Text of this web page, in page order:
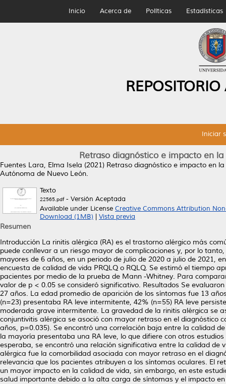
Inicio Acerca de Políticas Estadísticas
Iniciar
Retraso diagnóstico e impacto en
Fuentes Lara, Elma Isela (2021) Retraso diagnóstico e impacto en
Autónoma de Nuevo León.
Texto
22565.pdf- Versión Aceptada
Available under License Creative Commons Attribution
Download (1MB)
Vista previa
Resumen
Introducción La rinitis alérgica (RA) es el trastorno alérgico más
puede conllevar a un riesgo mayor de complicaciones y, por lo
mayores de 6 años, en un periodo de julio de 2020 a julio de 2021,
encuesta de calidad de vida PRQLQ o RQLQ. Se estimó el tiempo
pacientes por medio de la prueba de Mann -Whitney. Para
valor de p < 0.05 se consideró significativo. Resultados Se
27 años. La edad promedio de aparición de los síntomas fue 13
(n=23) presentaba RA leve intermitente, 42% (n=55) RA leve
moderada grave intermitente. La gravedad de la rinitis alérgica se
conjuntivitis alérgica se asoció con mayor retraso en el diagnóstico
años, p=0.035). Se encontró una correlación baja entre la calidad
la mayoría presentaba una RA leve, lo que difiere con otros
esperaba, se encontró una relación significativa entre la calidad
alérgica fue la comorbilidad asociada con mayor retraso en el
relevancia que los pacientes atribuyen a los síntomas oculares. El
un mayor impacto en la calidad de vida, sin embargo, en este
salud importante debido a la alta carga de síntomas y el impacto